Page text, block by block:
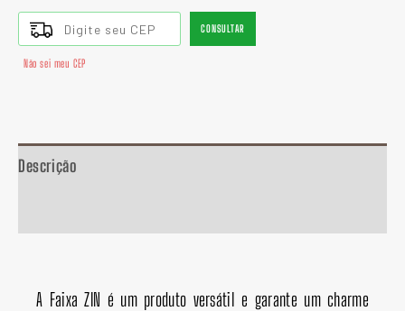
CONSULTAR
Não sei meu CEP
Descrição
A Faixa ZIN é um produto versátil e garante um charme